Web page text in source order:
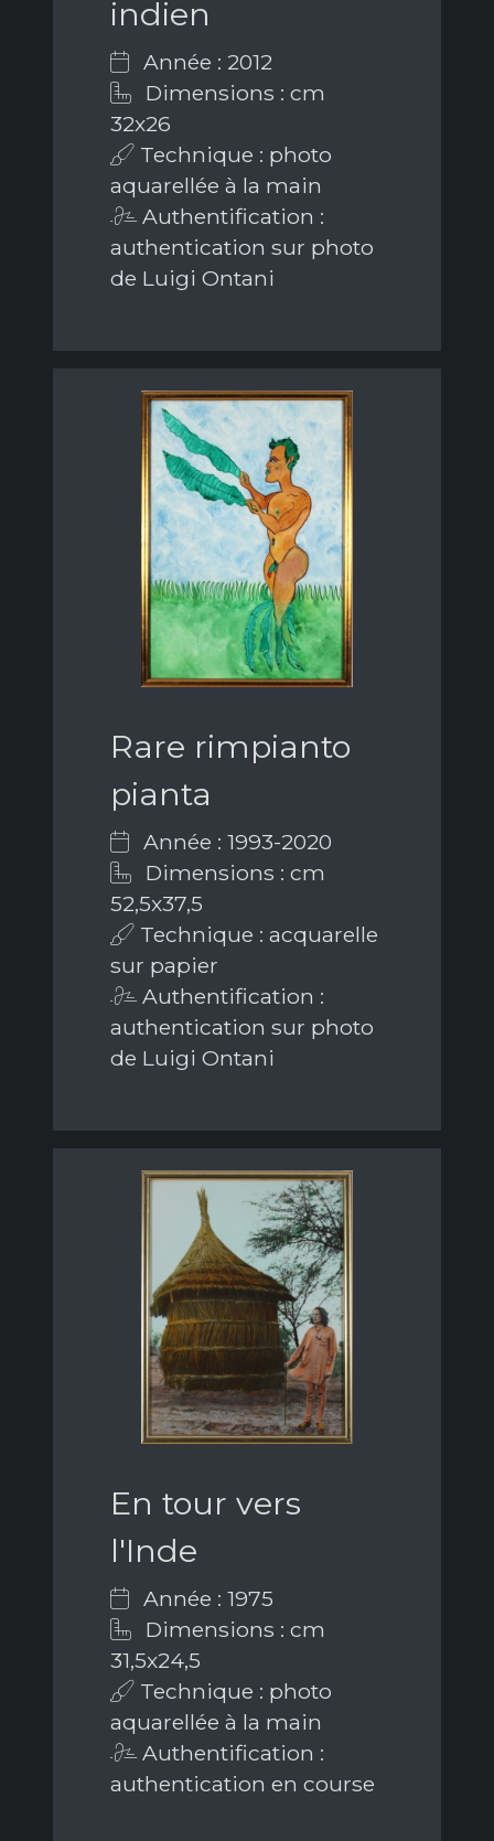
indien
Année : 2012
Dimensions : cm
32x26
Technique : photo
aquarellée à la main
Authentification :
authentication sur photo
de Luigi Ontani
Rare rimpianto
pianta
Année : 1993-2020
Dimensions : cm
52,5x37,5
Technique : acquarelle
sur papier
Authentification :
authentication sur photo
de Luigi Ontani
En tour vers
l'Inde
Année : 1975
Dimensions : cm
31,5x24,5
Technique : photo
aquarellée à la main
Authentification :
authentication en course